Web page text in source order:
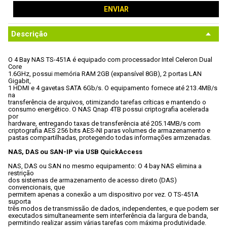
ENVIAR
Descrição
O 4 Bay NAS TS-451A é equipado com processador Intel Celeron Dual
Core
1.6GHz, possui memória RAM 2GB (expansível 8GB), 2 portas LAN
Gigabit,
1 HDMI e 4 gavetas SATA 6Gb/s. O equipamento fornece até 213.4MB/s
na
transferência de arquivos, otimizando tarefas críticas e mantendo o
consumo energético. O NAS Qnap 4TB possui criptografia acelerada
por
hardware, entregando taxas de transferência até 205.14MB/s com
criptografia AES 256 bits AES-NI paras volumes de armazenamento e
pastas compartilhadas, protegendo todas informações armzenadas.
NAS, DAS ou SAN-IP via USB QuickAccess
NAS, DAS ou SAN no mesmo equipamento: O 4 bay NAS elimina a
restrição
dos sistemas de armazenamento de acesso direto (DAS)
convencionais, que
permitem apenas a conexão a um dispositivo por vez. O TS-451A
suporta
três modos de transmissão de dados, independentes, e que podem ser
executados simultaneamente sem interferência da largura de banda,
permitindo realizar assim várias tarefas com máxima produtividade.